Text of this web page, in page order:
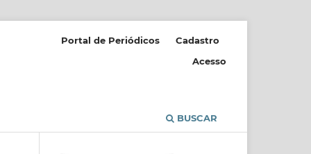
BUSCAR
Portal de Periódicos
Cadastro
Acesso